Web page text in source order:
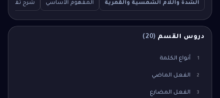
الشدة واللام الشمسية والقمرية المفهوم الأساسي شرح تفصيلي
دروس القسم (
20
)
1 أنواع الكلمة
2 الفعل الماضي
3 الفعل المضارع